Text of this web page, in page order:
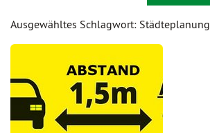
Ausgewähltes Schlagwort: Städteplanung